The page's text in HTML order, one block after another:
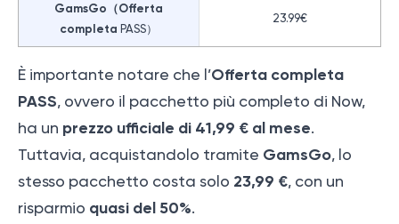
GamsGo（Offerta
completa PASS）
23.99€
È importante notare che l’Offerta completa
PASS, ovvero il pacchetto più completo di Now,
ha un prezzo ufficiale di 41,99 € al mese.
Tuttavia, acquistandolo tramite GamsGo, lo
stesso pacchetto costa solo 23,99 €, con un
risparmio quasi del 50%.